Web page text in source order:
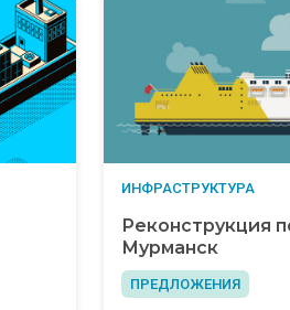
ИНФРАСТРУКТУРА
Реконструкция
Мурманск
ПРЕДЛОЖЕНИЯ